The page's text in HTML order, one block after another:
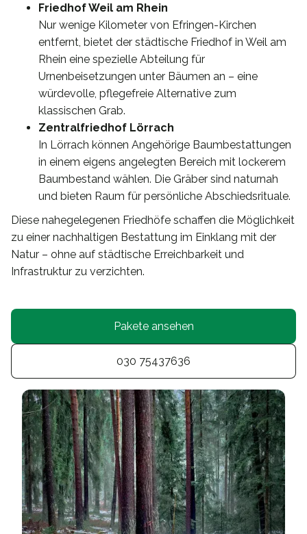
Friedhof Weil am Rhein
Nur wenige Kilometer von Efringen-Kirchen
entfernt, bietet der städtische Friedhof in Weil am
Rhein eine spezielle Abteilung für
Urnenbeisetzungen unter Bäumen an – eine
würdevolle, pflegefreie Alternative zum
klassischen Grab.
Zentralfriedhof Lörrach
In Lörrach können Angehörige Baumbestattungen
in einem eigens angelegten Bereich mit lockerem
Baumbestand wählen. Die Gräber sind naturnah
und bieten Raum für persönliche Abschiedsrituale.
Diese nahegelegenen Friedhöfe schaffen die Möglichkeit
zu einer nachhaltigen Bestattung im Einklang mit der
Natur – ohne auf städtische Erreichbarkeit und
Infrastruktur zu verzichten.
Pakete ansehen
030 75437636